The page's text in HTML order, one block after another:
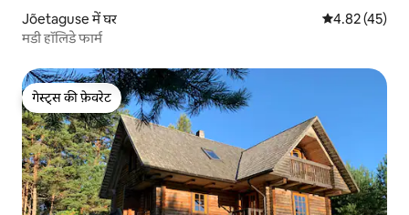
Jõetaguse में घर औसत रेटिंग 5 में
4.82 (45)
मडी हॉलिडे फार्म
गेस्ट्स की फ़ेवरेट
गेस्ट्स की फ़ेवरेट